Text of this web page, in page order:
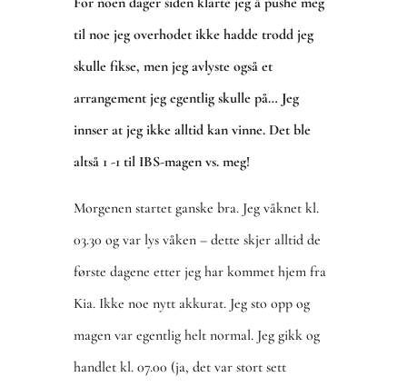
til noe jeg overhodet ikke hadde trodd jeg
skulle fikse, men jeg avlyste også et
arrangement jeg egentlig skulle på… Jeg
innser at jeg ikke alltid kan vinne. Det ble
altså 1 -1 til IBS-magen vs. meg!
Morgenen startet ganske bra. Jeg våknet kl.
03.30 og var lys våken – dette skjer alltid de
første dagene etter jeg har kommet hjem fra
Kia. Ikke noe nytt akkurat. Jeg sto opp og
magen var egentlig helt normal. Jeg gikk og
handlet kl. 07.00 (ja, det var stort sett